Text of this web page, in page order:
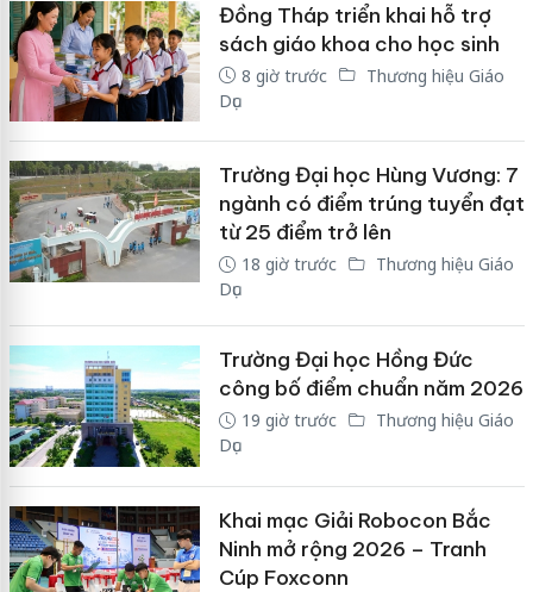
Đồng Tháp triển khai hỗ trợ
sách giáo khoa cho học sinh
8 giờ trước
Thương hiệu Giáo
Dục
Trường Đại học Hùng Vương: 7
ngành có điểm trúng tuyển đạt
từ 25 điểm trở lên
18 giờ trước
Thương hiệu Giáo
Dục
Trường Đại học Hồng Đức
công bố điểm chuẩn năm 2026
19 giờ trước
Thương hiệu Giáo
Dục
Khai mạc Giải Robocon Bắc
Ninh mở rộng 2026 – Tranh
Cúp Foxconn